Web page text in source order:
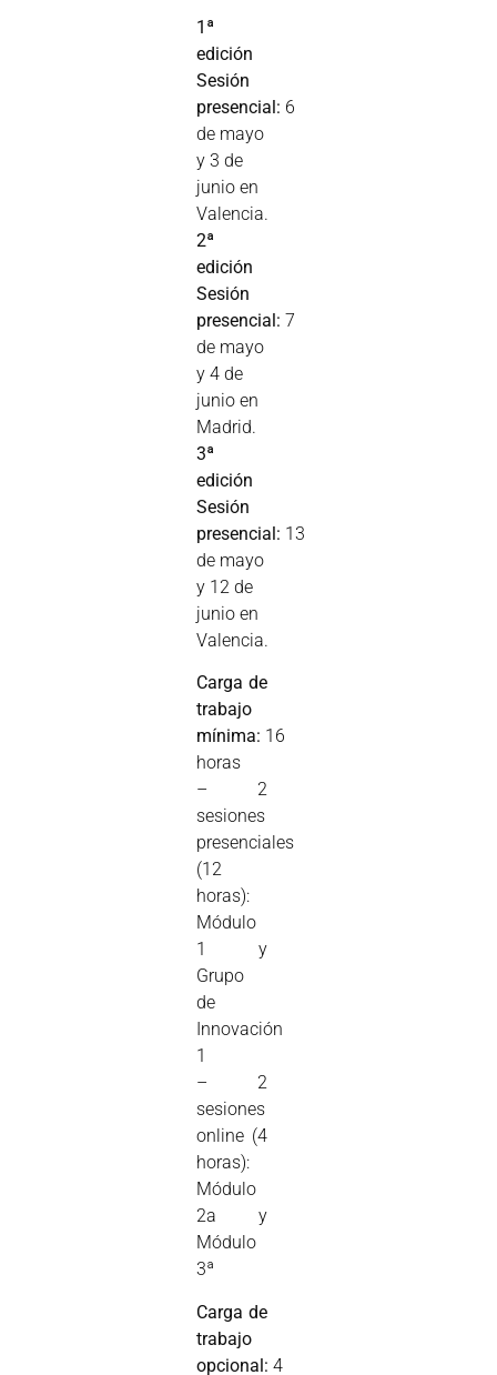
1ª
edición
Sesión
presencial: 6
de mayo
y 3 de
junio en
Valencia.
2ª
edición
Sesión
presencial: 7
de mayo
y 4 de
junio en
Madrid.
3ª
edición
Sesión
presencial: 13
de mayo
y 12 de
junio en
Valencia.
Carga de
trabajo
mínima: 16
horas
– 2
sesiones
presenciales
(12
horas):
Módulo
1 y
Grupo
de
Innovación
1
– 2
sesiones
online (4
horas):
Módulo
2a y
Módulo
3ª
Carga de
trabajo
opcional: 4